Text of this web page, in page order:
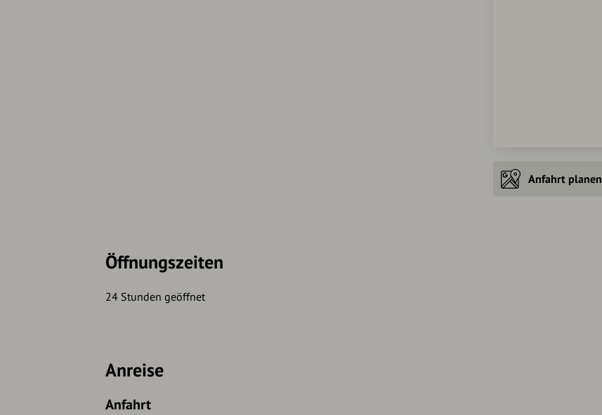
Anfahrt planen
Öffnungszeiten
24 Stunden geöffnet
Anreise
Anfahrt